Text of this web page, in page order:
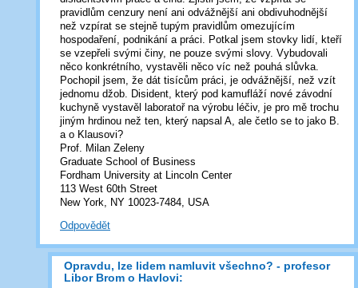
pravidlům cenzury není ani odvážnější ani obdivuhodnější
než vzpírat se stejně tupým pravidlům omezujícím
hospodaření, podnikání a práci. Potkal jsem stovky lidí, kteří
se vzepřeli svými činy, ne pouze svými slovy. Vybudovali
něco konkrétního, vystavěli něco víc než pouhá slůvka.
Pochopil jsem, že dát tisícům práci, je odvážnější, než vzít
jednomu džob. Disident, který pod kamufláží nové závodní
kuchyně vystavěl laboratoř na výrobu léčiv, je pro mě trochu
jiným hrdinou než ten, který napsal A, ale četlo se to jako B.
a o Klausovi?
Prof. Milan Zeleny
Graduate School of Business
Fordham University at Lincoln Center
113 West 60th Street
New York, NY 10023-7484, USA
Odpovědět
Opravdu, lze lidem namluvit všechno? - profesor
Libor Brom o Havlovi: